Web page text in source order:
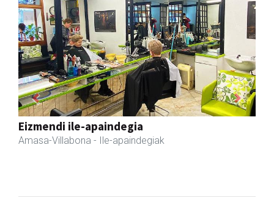
Lur fisioterapia eta pilates zentroa
Andoain - Fisioterapia
Previous Next